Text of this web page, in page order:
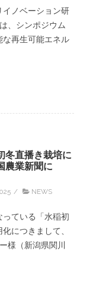
イノベーション研
、シンポジウム
な再生可能エネル
冬直播き栽培に
農業新聞に
/ NEWS
ている「水稲初
につきまして、
様（新潟県関川